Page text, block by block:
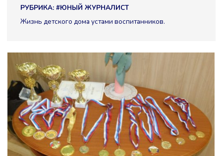
РУБРИКА: #ЮНЫЙ ЖУРНАЛИСТ
Жизнь детского дома устами воспитанников.